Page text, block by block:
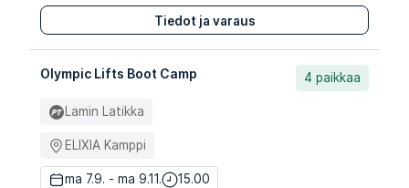
Tiedot ja varaus
Olympic Lifts Boot Camp
Lamin Latikka
ELIXIA Kamppi
ma 7.9. - ma 9.11. 15.00
4 paikkaa